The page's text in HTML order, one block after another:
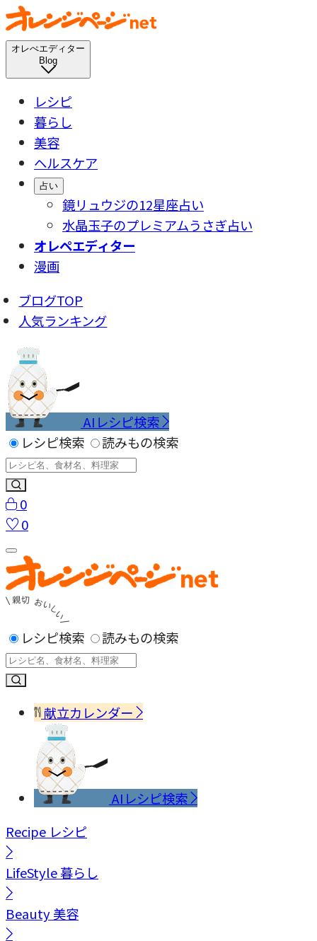
オレぺエディター
Blog
レシピ
暮らし
美容
ヘルスケア
占い
鏡リュウジの12星座占い
水晶玉子のプレミアムうさぎ占い
オレペエディター
漫画
ブログTOP
人気ランキング
AIレシピ検索
レシピ検索
読みもの検索
0
0
レシピ検索 読みもの検索
献立カレンダー
AIレシピ検索
Recipe レシピ
LifeStyle暮らし
Beauty美容